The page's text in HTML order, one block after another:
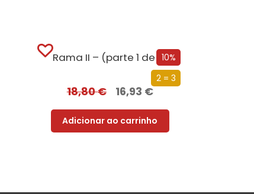
10%
2 = 3
Rama II – (parte 1 de 2)
18,80€ 16,93 €
Adicionar ao carrinho